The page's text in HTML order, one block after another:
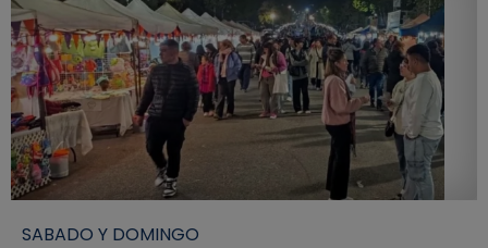
SABADO Y DOMINGO